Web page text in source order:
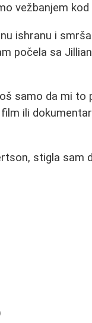
vežbanjem kod
ishranu i
počela sa
samo da mi to
ili
stigla sam